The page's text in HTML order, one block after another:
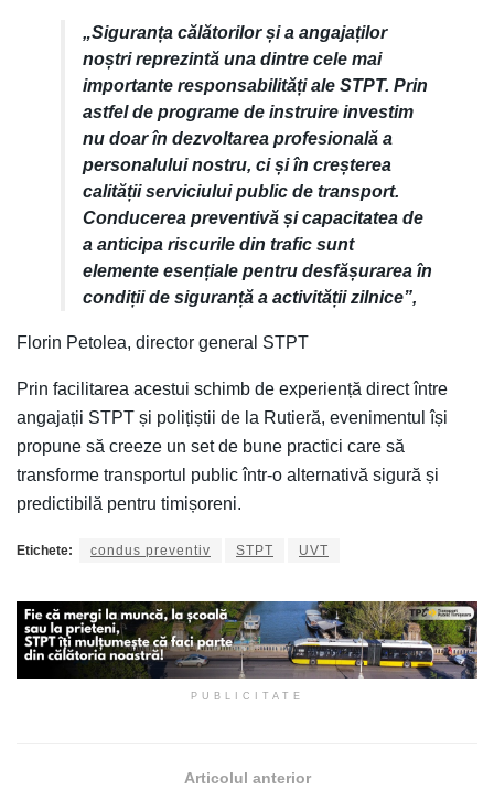
„Siguranța călătorilor și a angajaților
noștri reprezintă una dintre cele mai
importante responsabilități ale STPT. Prin
astfel de programe de instruire investim
nu doar în dezvoltarea profesională a
personalului nostru, ci și în creșterea
calității serviciului public de transport.
Conducerea preventivă și capacitatea de
a anticipa riscurile din trafic sunt
elemente esențiale pentru desfășurarea în
condiții de siguranță a activității zilnice”,
Florin Petolea, director general STPT
Prin facilitarea acestui schimb de experiență direct între
angajații STPT și polițiștii de la Rutieră, evenimentul își
propune să creeze un set de bune practici care să
transforme transportul public într-o alternativă sigură și
predictibilă pentru timișoreni.
Etichete: condus preventiv STPT UVT
PUBLICITATE
Articolul anterior